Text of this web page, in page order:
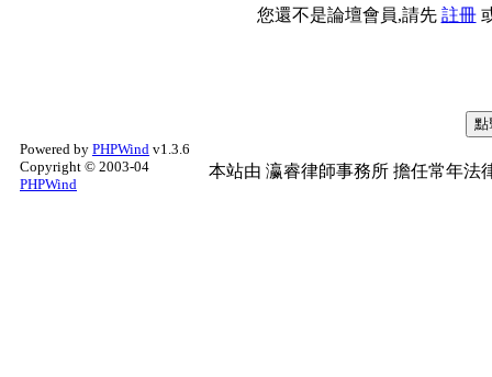
您還不是論壇會員,請先 註冊
Powered by PHPWind v1.3.6
Copyright © 2003-04
PHPWind
本站由 瀛睿律師事務所 擔任常年法